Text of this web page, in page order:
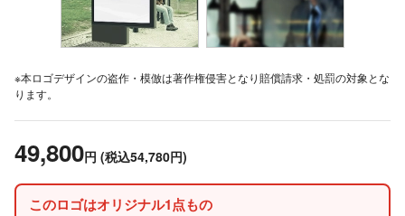
※本ロゴデザインの盗作・模倣は著作権侵害となり賠償請求・処罰の対象とな
ります。
49,800円 (税込54,780円)
このロゴはオリジナル1点もの